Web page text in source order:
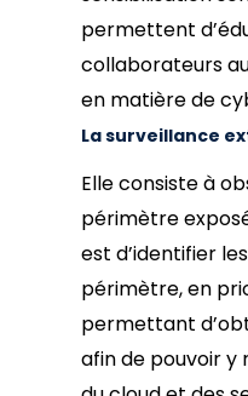
permettent
collaborateurs
en matière de
La surveillance
Elle consiste à
périmètre
est d’identifier
périmètre, en
permettant
afin de pouvoir y